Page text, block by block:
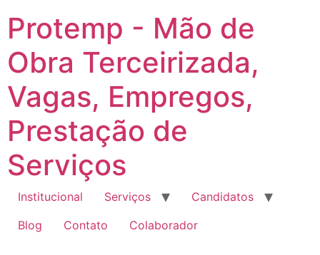
para
conteúdo
Protemp - Mão de
Obra Terceirizada,
Vagas, Empregos,
Prestação de
Serviços
Institucional Serviços
Candidatos
Blog
Contato Colaborador